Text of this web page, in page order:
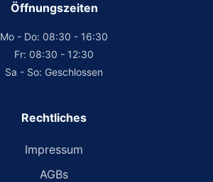
Öffnungszeiten
Mo - Do: 08:30 - 16:30
Fr: 08:30 - 12:30
Sa - So: Geschlossen
Rechtliches
Impressum
AGBs